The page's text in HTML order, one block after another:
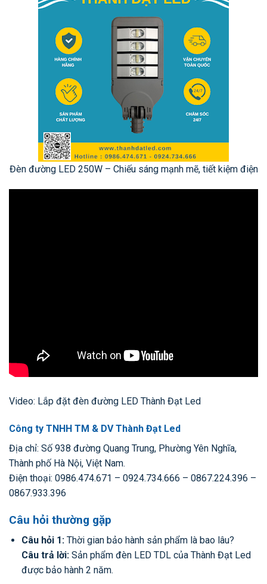
Đèn đường LED 250W – Chiếu sáng mạnh mẽ, tiết kiệm điện
Video: Lắp đặt đèn đường LED Thành Đạt Led
Công ty TNHH TM & DV Thành Đạt Led
Địa chỉ: Số 938 đường Quang Trung, Phường Yên Nghĩa,
Thành phố Hà Nội, Việt Nam.
Điện thoại: 0986.474.671 – 0924.734.666 – 0867.224.396 –
0867.933.396
Câu hỏi thường gặp
Câu hỏi 1:Thời gian bảo hành sản phẩm là bao lâu?
Câu trả lời:Sản phẩm đèn LED TDL của Thành Đạt Led
được bảo hành 2 năm.